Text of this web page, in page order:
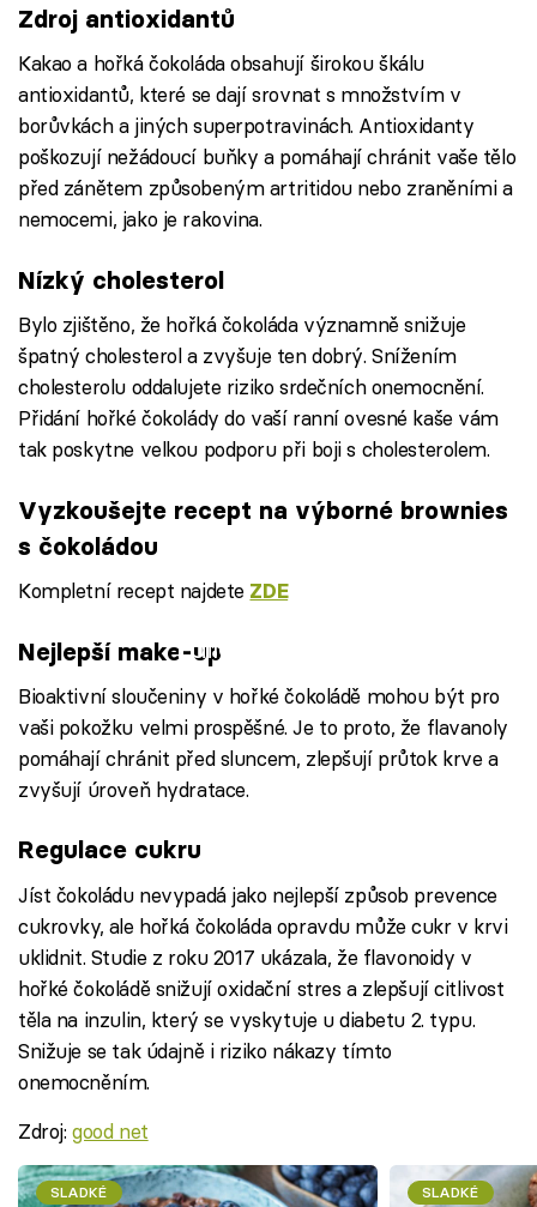
Zdroj antioxidantů
Kakao a hořká čokoláda obsahují širokou škálu
antioxidantů, které se dají srovnat s množstvím v
borůvkách a jiných superpotravinách. Antioxidanty
poškozují nežádoucí buňky a pomáhají chránit vaše tělo
před zánětem způsobeným artritidou nebo zraněními a
nemocemi, jako je rakovina.
Nízký cholesterol
Bylo zjištěno, že hořká čokoláda významně snižuje
špatný cholesterol a zvyšuje ten dobrý. Snížením
cholesterolu oddalujete riziko srdečních onemocnění.
Přidání hořké čokolády do vaší ranní ovesné kaše vám
tak poskytne velkou podporu při boji s cholesterolem.
Vyzkoušejte recept na výborné brownies
s čokoládou
Kompletní recept najdete ZDE
Failed to fetch
Nejlepší make-up
Bioaktivní sloučeniny v hořké čokoládě mohou být pro
vaši pokožku velmi prospěšné. Je to proto, že flavanoly
pomáhají chránit před sluncem, zlepšují průtok krve a
zvyšují úroveň hydratace.
Regulace cukru
Jíst čokoládu nevypadá jako nejlepší způsob prevence
cukrovky, ale hořká čokoláda opravdu může cukr v krvi
uklidnit. Studie z roku 2017 ukázala, že flavonoidy v
hořké čokoládě snižují oxidační stres a zlepšují citlivost
těla na inzulin, který se vyskytuje u diabetu 2. typu.
Snižuje se tak údajně i riziko nákazy tímto
onemocněním.
Zdroj:good net
SLADKÉ SLADKÉ